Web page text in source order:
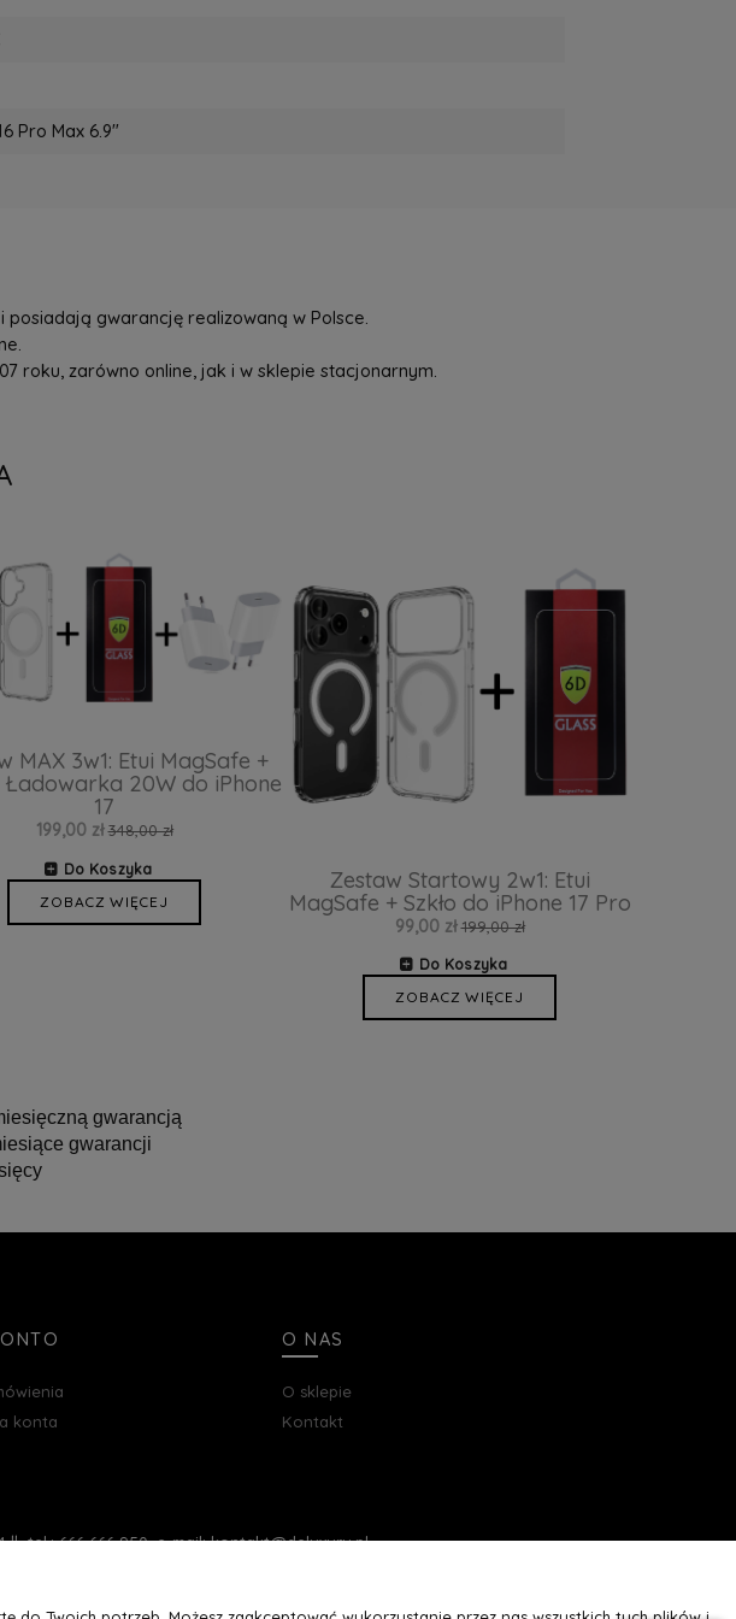
Pro Max 6.9"
gwarancję realizowaną w Polsce.
roku, zarówno online, jak i w sklepie stacjonarnym.
MAX 3w1: Etui MagSafe +
Ładowarka 20W do iPhone
17
199,00 zł 348,00 zł
Do Koszyka
ZOBACZ WIĘCEJ
Zestaw Startowy 2w1: Etui
MagSafe + Szkło do iPhone 17 Pro
99,00 zł 199,00 zł
Do Koszyka
ZOBACZ WIĘCEJ
gwarancją
gwarancji
konta
O NAS
O sklepie
Kontakt
tel.: 666 666 950, e-mail: kontakt@deluxury.pl